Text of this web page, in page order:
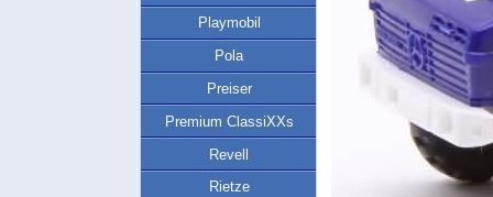
Playmobil
Pola
Preiser
Premium ClassiXXs
Revell
Rietze